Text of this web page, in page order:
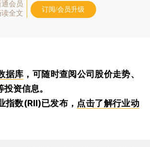
通会员
全文
订阅/会员升级
据库 ，可随时查阅公司股价走势、
资信息。
指数(RII)已发布， 点击了解行业动